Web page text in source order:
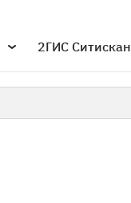
2ГИС Ситискан